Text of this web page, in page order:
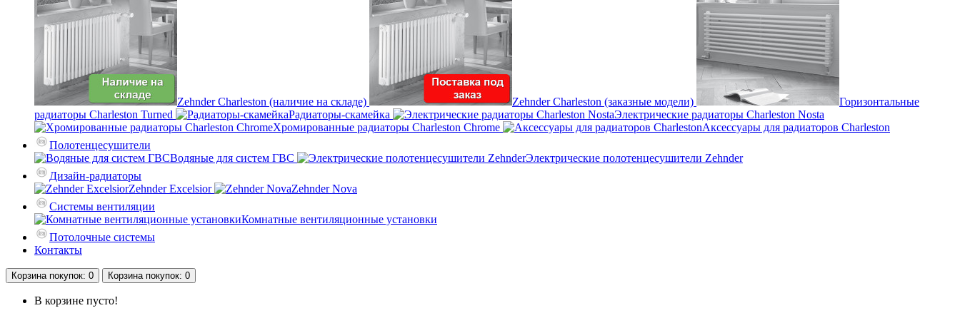
Zehnder Charleston (наличие на складе) Zehnder Charleston (заказные модели)
Горизонтальные
радиаторы Charleston Turned
Радиаторы-скамейка
Электрические радиаторы Charleston Nosta
Хромированные радиаторы Charleston Chrome
Аксессуары для радиаторов Charleston
Полотенцесушители
Водяные для систем ГВС
Электрические полотенцесушители Zehnder
Дизайн-радиаторы
Zehnder Excelsior
Zehnder Nova
Системы вентиляции
Комнатные вентиляционные установки
Потолочные системы
Контакты
Корзинапокупок: 0 Корзинапокупок: 0
В корзине пусто!